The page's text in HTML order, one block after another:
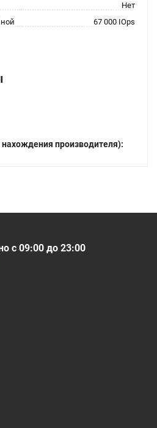
Нет
67 000 IOps
производителя):
с 09:00 до 23:00